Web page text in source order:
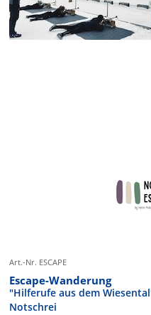
Art.-Nr. ESCAPE
Escape-Wanderung
"Hilferufe aus dem
Notschrei